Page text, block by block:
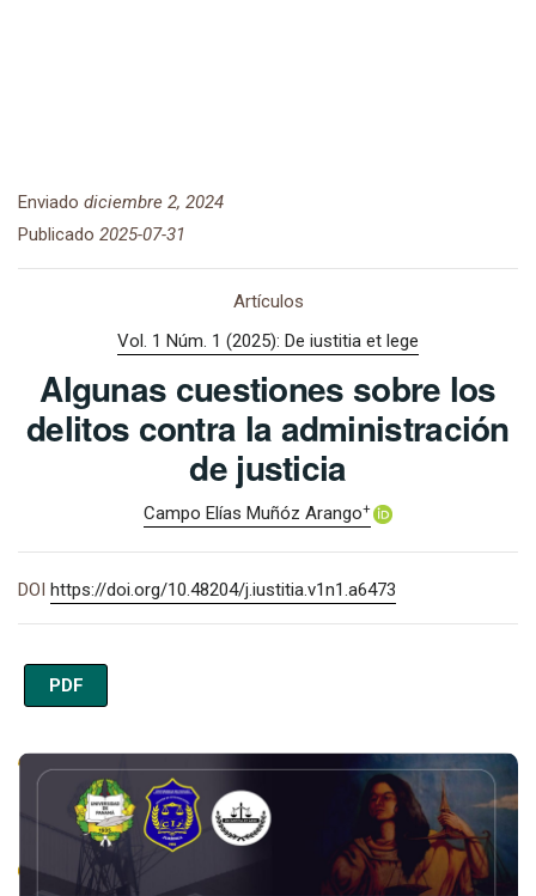
Enviado diciembre 2, 2024
Publicado 2025-07-31
Artículos
Vol. 1 Núm. 1 (2025): De iustitia et lege
Algunas cuestiones sobre los
delitos contra la administración
de justicia
Campo Elías Muñóz Arango+
DOI https://doi.org/10.48204/j.iustitia.v1n1.a6473
PDF
Imagen de portada